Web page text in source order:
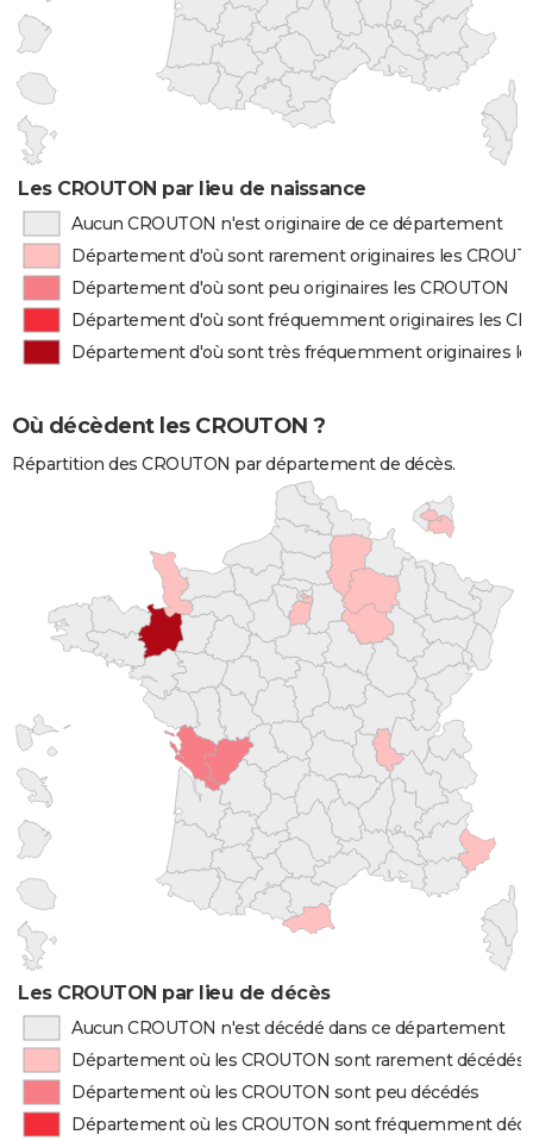
Les CROUTON par lieu de naissance
Aucun CROUTON n'est originaire de ce département
Département d'où sont rarement originaires les
Département d'où sont peu originaires les CROUTON
Département d'où sont fréquemment originaires les
Département d'où sont très fréquemment originaires
Où décèdent les CROUTON ?
Répartition des CROUTON par département de décès.
Les CROUTON par lieu de décès
Aucun CROUTON n'est décédé dans ce département
Département où les CROUTON sont rarement décédés
Département où les CROUTON sont peu décédés
Département où les CROUTON sont fréquemment